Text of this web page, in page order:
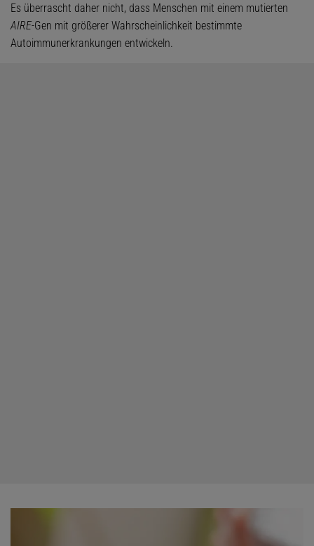
Es überrascht daher nicht, dass Menschen mit einem mutierten
AIRE-Gen mit größerer Wahrscheinlichkeit bestimmte
Autoimmunerkrankungen entwickeln.